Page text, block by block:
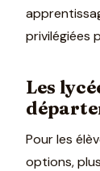
privilégiées
Les
Pour les
options,